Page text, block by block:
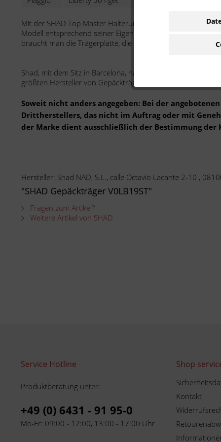
Mit der SHAD Top Master Halterung kann ein Koffer oben
Modell entsprechend seiner Eigenschaften gefertigt. Sie
braucht man die Trägerplatte, die im SHAD-Koffer enthalten
Shad, mit dem Sitz in Barcelona, hat im Jahr 1973 mit der
größten Hersteller von Gepäckträgern, Topcase,
Soweit nicht anders angegeben: Bei der
Drittherstellers, das nicht im Auftrag oder mit
der Marke dient ausschließlich der Bestimmung
Hersteller: Shad NAD, S.L., calle Octavio Lacante 2-10 ,
"SHAD Gepäckträger V0LB19ST"
Fragen zum Artikel?
Weitere Artikel von SHAD
Service Hotline
Produktberatung unter:
+49 (0) 6431 - 91 95-0
Mo-Fr: 09:00 - 12:00, 13:00 - 17:00 Uhr
Shop
Kontakt